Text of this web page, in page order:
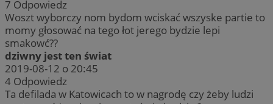
7 Odpowiedz
Woszt wyborczy nom bydom wciskać wszyske partie to
momy głosować na tego łot jerego bydzie lepi
smakowć??
dziwny jest ten świat
2019-08-12 o 20:45
4 Odpowiedz
Ta defilada w Katowicach to w nagrodę czy żeby ludzi